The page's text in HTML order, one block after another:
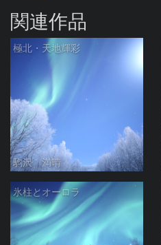
関連作品
極北・天地輝彩
駒沢 満晴
氷柱とオーロラ